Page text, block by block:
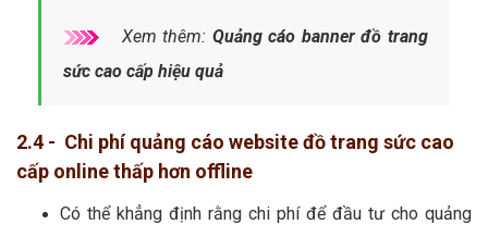
Xem thêm: Quảng cáo banner đồ trang
sức cao cấp hiệu quả
2.4 - Chi phí quảng cáo website đồ trang sức cao
cấp online thấp hơn offline
Có thể khẳng định rằng chi phí để đầu tư cho quảng